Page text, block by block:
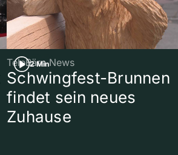
2 Min
TeleBärn News
Schwingfest-Brunnen
findet sein neues
Zuhause